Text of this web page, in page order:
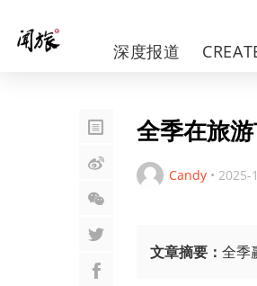
深度报道
全季在旅
Candy • 2025-
文章摘要： 全季